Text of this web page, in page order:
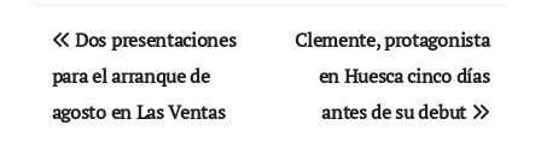
Navegación
de
entradas
Dos presentaciones
para el arranque de
agosto en Las Ventas
Clemente, protagonista
en Huesca cinco días
antes de su debut